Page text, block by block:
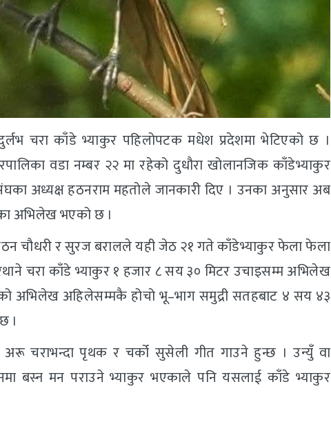
चरा काँडे भ्याकुर पहिलोपटक मधेश प्रदेशमा भेटिएको छ ।
वडा नम्बर २२ मा रहेको दुधौरा खोलानजिक काँडेभ्याकुर
अध्यक्ष हठनराम महतोले जानकारी दिए । उनका अनुसार अब
अभिलेख भएको छ ।
चौधरी र सुरज बरालले यही जेठ २१ गते काँडेभ्याकुर फेला फेला
चरा काँडे भ्याकुर १ हजार ८ सय ३० मिटर उचाइसम्म अभिलेख
अभिलेख अहिलेसम्मकै होचो भू–भाग समुद्री सतहबाट ४ सय ४३
।
अरू चराभन्दा पृथक र चर्को सुसेली गीत गाउने हुन्छ । उन्युँ वा
बस्न मन पराउने भ्याकुर भएकाले पनि यसलाई काँडे भ्याकुर